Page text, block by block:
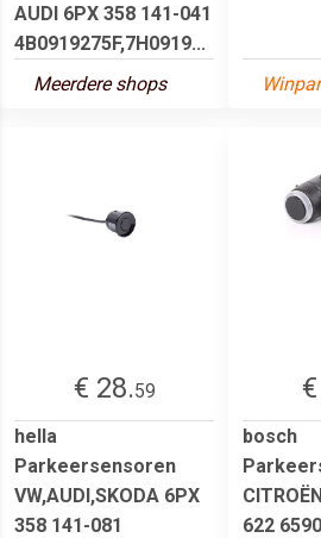
AUDI 6PX 358 141-041
4B0919275F,7H0919...
Meerdere shops
€ 28.59
hella
Parkeersensoren
VW,AUDI,SKODA 6PX
358 141-081
bosch
622